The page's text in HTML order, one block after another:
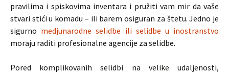
pravilima i spiskovima inventara i pružiti vam mir da vaše
stvari stići u komadu – ili barem osiguran za štetu. Jedno je
sigurno medjunarodne selidbe ili selidbe u inostranstvo
moraju raditi profesionalne agencije za selidbe.
Pored komplikovanih selidbi na velike udaljenosti,